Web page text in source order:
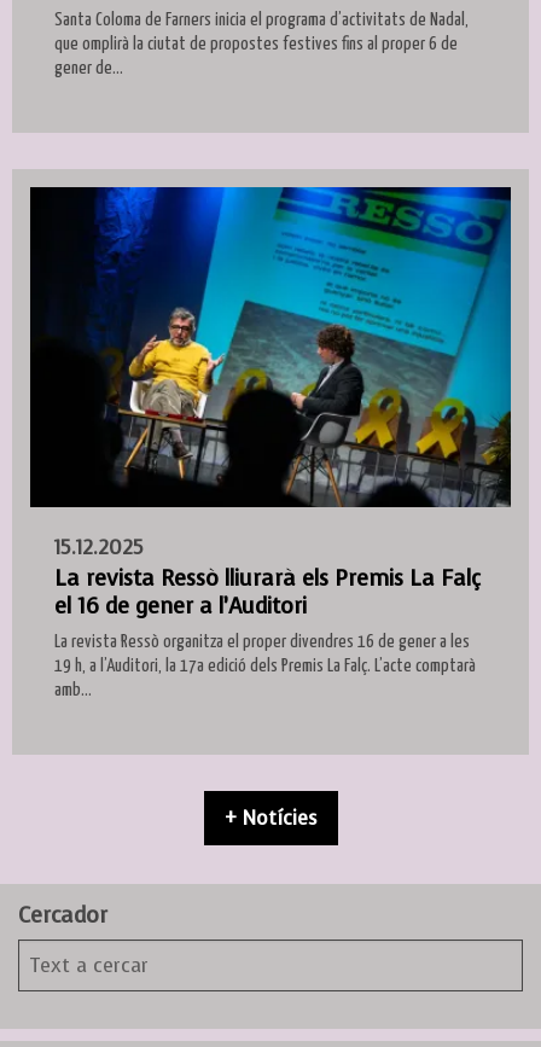
Santa Coloma de Farners inicia el programa d’activitats de Nadal,
que omplirà la ciutat de propostes festives fins al proper 6 de
gener de...
15.12.2025
La revista Ressò lliurarà els Premis La Falç
el 16 de gener a l’Auditori
La revista Ressò organitza el proper divendres 16 de gener a les
19 h, a l’Auditori, la 17a edició dels Premis La Falç. L’acte comptarà
amb...
+ Notícies
Cercador